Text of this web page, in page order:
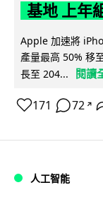
基地 上年
Apple 加速將
產量最高 50% 移
長至 204...
閱讀
171 72 ↗
人工智能